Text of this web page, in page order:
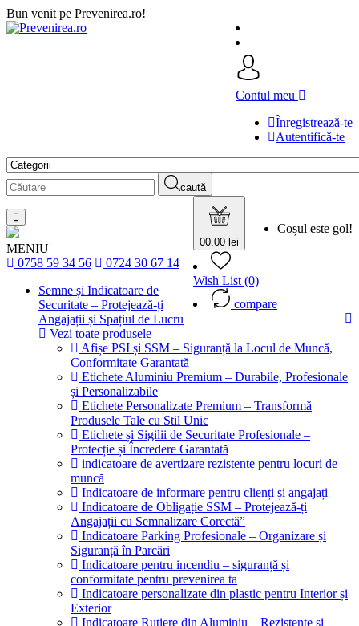
Bun venit pe Prevenirea.ro!
Contul meu
Înregistrează-te
Autentifică-te
caută
00.00 lei
Coșul este gol!
Wish List (0)
compare
MENIU
0758 59 34 56
0724 30 67 14
Semne și Indicatoare de
Securitate – Protejează-ți
Angajații și Spațiul de Lucru
Vezi toate produsele
Afișe PSI și SSM – Siguranță la Locul de Muncă,
Conformitate Garantată
Etichete Aluminiu Premium – Durabile, Profesionale
și Personalizabile
Etichete Personalizate Premium – Transformă
Produsele Tale cu Stil Unic
Etichete și Sigilii de Securitate Profesionale –
Protecție și Încredere Garantată
indicatoare de avertizare rezistente pentru locuri de
muncă
Indicatoare de informare pentru clienți și angajați
Indicatoare de Obligație SSM – Protejează-ți
Angajații cu Semnalizare Corectă”
Indicatoare Parking Profesionale – Organizare și
Siguranță în Parcări
Indicatoare pentru incendiu – siguranță și
conformitate pentru prevenirea ta
Indicatoare personalizate din plastic pentru Interior și
Exterior
Indicatoare Rutiere din Aluminiu – Rezistente și